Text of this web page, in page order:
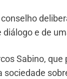
e de
Sabino,